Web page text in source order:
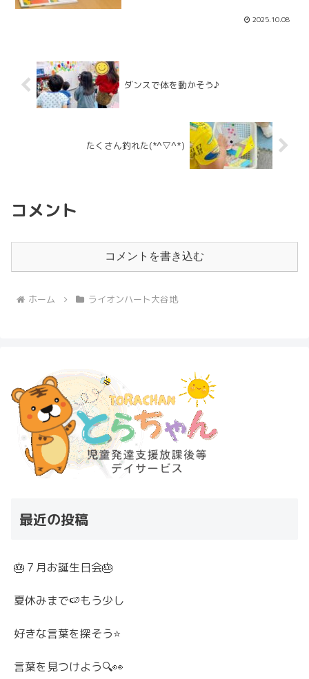
こと思ったこと等を書いていきます(^^♪
あまり本を読まないお友だちもいます
2025.10.08
ダンスで体を動かそう♪
たくさん釣れた(*^▽^*)
コメント
コメントを書き込む
ホーム ライオンハート大谷地
最近の投稿
🎂７月お誕生日会🎂
夏休みまで🍉もう少し
好きな言葉を探そう⭐
言葉を見つけよう🔍👀